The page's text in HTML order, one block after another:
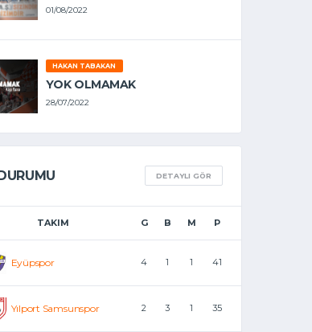
01/08/2022
HAKAN TABAKAN
YOK OLMAMAK
28/07/2022
DETAYLI GÖR
TAKIM G B M P
Eyüpspor 4 1 1 41
Yılport Samsunspor 2 3 1 35